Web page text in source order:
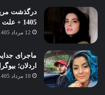
1405 + علت فوت
12 مرداد 1405
ماجرای
اردلان؛
10 مرداد 1405